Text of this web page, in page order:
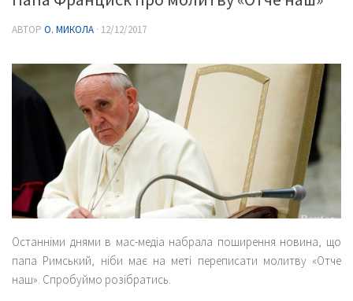
АВТОР О. МИКОЛА · 12/12/2017
Останніми днями в мас-медіа набрала поширення новина, що
папа Римський, ніби має на меті переписати молитву «Отче
наш». Спробуймо розібратись.